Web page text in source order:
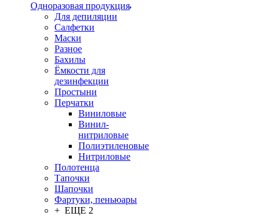
Одноразовая продукция
Для депиляции
Салфетки
Маски
Разное
Бахилы
Ёмкости для
дезинфекции
Простыни
Перчатки
Виниловые
Винил-
нитриловые
Полиэтиленовые
Нитриловые
Полотенца
Тапочки
Шапочки
Фартуки, пеньюары
+ ЕЩЕ 2